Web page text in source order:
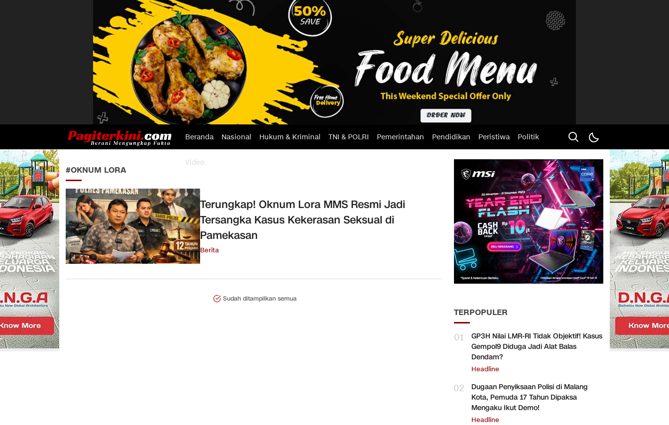
Beranda Nasional Hukum & Kriminal TNI & POLRI Pemerintahan Pendidikan Peristiwa Politik
Video
#OKNUM LORA
Terungkap! Oknum Lora MMS Resmi Jadi
Tersangka Kasus Kekerasan Seksual di
Pamekasan
Berita
Sudah ditampilkan semua
TERPOPULER
01
GP3H Nilai LMR-RI Tidak Objektif! Kasus
Gempol9 Diduga Jadi Alat Balas
Dendam?
Headline
02
Dugaan Penyiksaan Polisi di Malang
Kota, Pemuda 17 Tahun Dipaksa
Mengaku Ikut Demo!
Headline